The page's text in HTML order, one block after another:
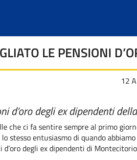
LE PENSIONI
12
d’oro degli ex dipendenti
che ci fa sentire sempre al primo
stesso entusiasmo di quando
degli ex dipendenti di